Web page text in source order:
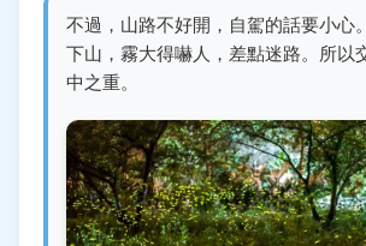
不過，山路不好開，自駕的話要小心
下山，霧大得嚇人，差點迷路。所以
中之重。